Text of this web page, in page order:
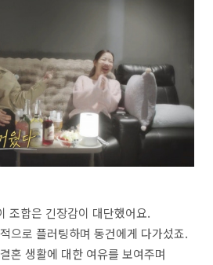
조합은 긴장감이 대단했어요.
으로 플러팅하며 동건에게 다가섰죠.
혼 생활에 대한 여유를 보여주며